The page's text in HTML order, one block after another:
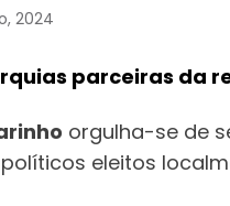
2024
parceiras da
orgulha-se de
eleitos